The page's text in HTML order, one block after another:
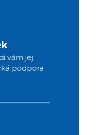
vám jej
podpora